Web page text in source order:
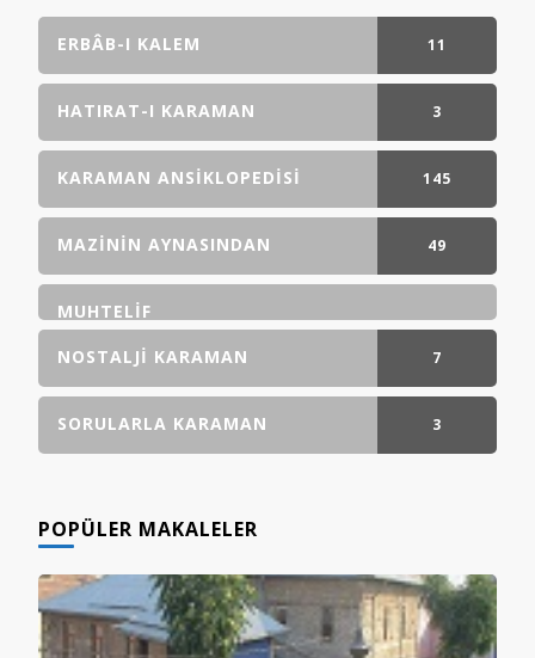
ERBÂB-I KALEM 11
GÖNDERI(LER)
HATIRAT-I KARAMAN 3
GÖNDERI(LER)
KARAMAN ANSIKLOPEDISI 145
GÖNDERI(LER)
MAZININ AYNASINDAN 49
MUHTELIF
NOSTALJI KARAMAN
7
GÖNDERI(LER)
SORULARLA KARAMAN 3
POPÜLER MAKALELER